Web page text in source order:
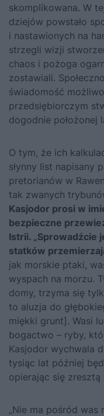
skomplikowana. W
dziejów powstało
i nastawionych na
strzegli wizji
chaos i pożoga
zostawiali.
świadomość
przedsiębiorczym
dogodnie położonej
O tym, że ich
słynny list napisany
pretorianów w
tak zwanych
Kasjodor prosi w
bezpieczne
Istrii. „Sprowadźcie
statków
jak morskie ptaki,
wyspach na morzu.
domy, trzyma się
to aluzja do
miękki grunt]. Wasi
bogactwo – ryby,
Kasjodor wychwala
tysiąc lat później
opierając się zresztą
„Nie ma pośród